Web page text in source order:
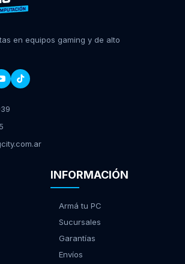
en equipos gaming y de alto
INFORMACIÓN
Armá tu PC
Sucursales
Garantías
Envíos